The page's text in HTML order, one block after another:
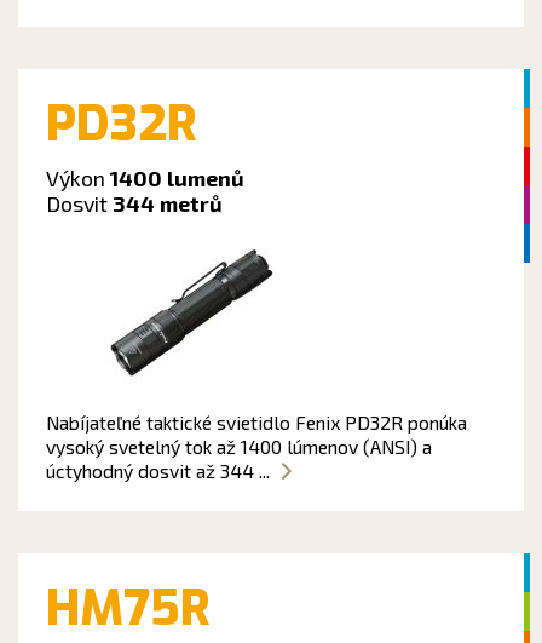
PD32R
Výkon 1400 lumenů
Dosvit 344 metrů
Nabíjateľné taktické svietidlo Fenix PD32R ponúka
vysoký svetelný tok až 1400 lúmenov (ANSI) a
úctyhodný dosvit až 344 ...
HM75R